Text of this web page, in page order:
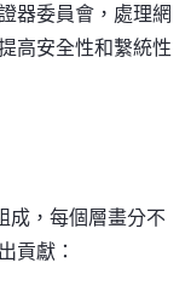
器委員會，處理網
高安全性和繫統性
成，每個層畫分不
貢獻：